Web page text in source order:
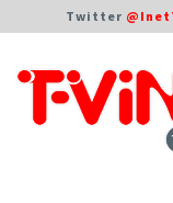
Twitter